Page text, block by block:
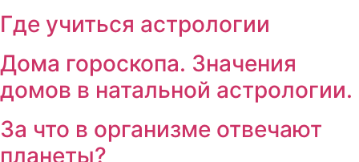
Где учиться астрологии
Дома гороскопа. Значения
домов в натальной астрологии.
За что в организме отвечают
планеты?